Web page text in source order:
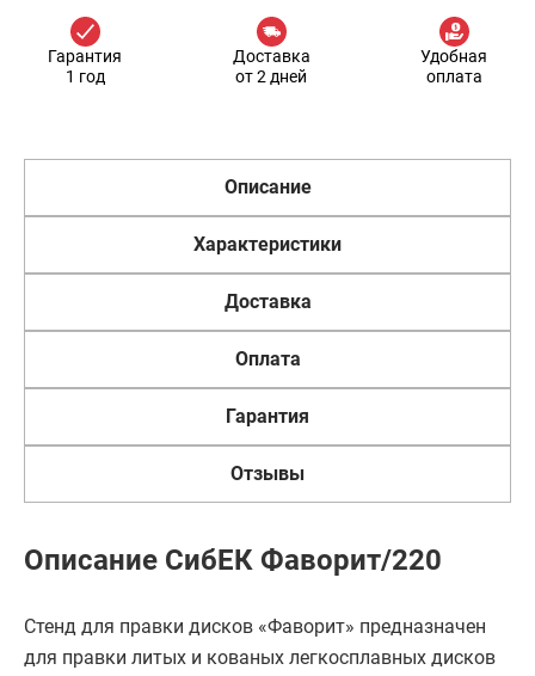
Гарантия
1 год
Доставка
от 2 дней
Удобная
оплата
Описание
Характеристики
Доставка
Оплата
Гарантия
Отзывы
Описание СибЕК Фаворит/220
Стенд для правки дисков «Фаворит» предназначен
для правки литых и кованых легкосплавных дисков